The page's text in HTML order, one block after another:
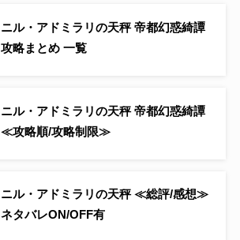
ニル・アドミラリの天秤 帝都幻惑綺譚
攻略まとめ 一覧
ニル・アドミラリの天秤 帝都幻惑綺譚
≪攻略順/攻略制限≫
ニル・アドミラリの天秤 ≪総評/感想≫
ネタバレON/OFF有